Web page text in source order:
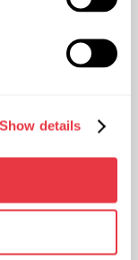
Show details
в Польщі
313-19-70
- 17:00 (GMT +1)